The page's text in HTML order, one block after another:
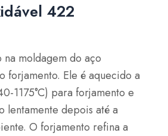
422
moldagem do aço
forjamento. Ele é aquecido a
1175°C) para forjamento e
lentamente depois até a
O forjamento refina a